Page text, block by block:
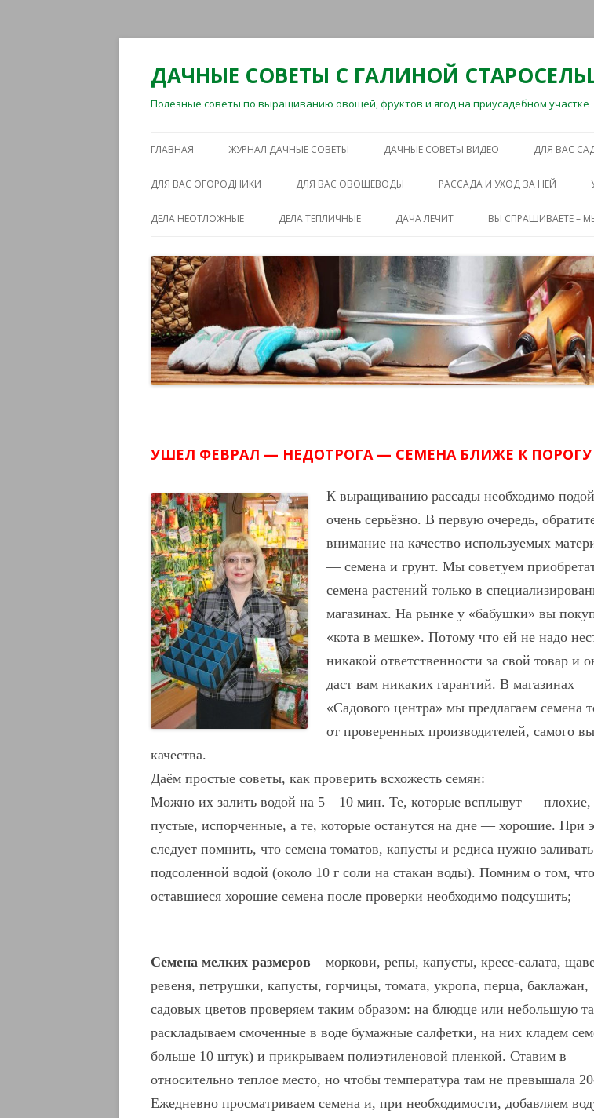
ДАЧНЫЕ СОВЕТЫ С ГАЛИНОЙ
Полезные советы по выращиванию овощей, фруктов и ягод на приусадебном участке
ГЛАВНАЯ ЖУРНАЛ ДАЧНЫЕ СОВЕТЫ ДАЧНЫЕ СОВЕТЫ ВИДЕО ДЛЯ ВАС
ДЛЯ ВАС ОГОРОДНИКИ ДЛЯ ВАС ОВОЩЕВОДЫ РАССАДА И УХОД ЗА НЕЙ
ДЕЛА НЕОТЛОЖНЫЕ ДЕЛА ТЕПЛИЧНЫЕ ДАЧА ЛЕЧИТ ВЫ СПРАШИВАЕТЕ –
УШЕЛ ФЕВРАЛ — НЕДОТРОГА — СЕМЕНА БЛИЖЕ К ПОРОГУ
К выращиванию рассады необходимо
очень серьёзно. В первую очередь,
внимание на качество используемых
— семена и грунт. Мы советуем
семена растений только в
магазинах. На рынке у «бабушки» вы
«кота в мешке». Потому что ей не надо
никакой ответственности за свой товар и
даст вам никаких гарантий. В магазинах
«Садового центра» мы предлагаем семена
от проверенных производителей, самого
качества.
Даём простые советы, как проверить всхожесть семян:
Можно их залить водой на 5—10 мин. Те, которые всплывут — плохие,
пустые, испорченные, а те, которые останутся на дне — хорошие. При
следует помнить, что семена томатов, капусты и редиса нужно заливать
подсоленной водой (около 10 г соли на стакан воды). Помним о том, что
оставшиеся хорошие семена после проверки необходимо подсушить;
Семена мелких размеров – моркови, репы, капусты, кресс-салата,
ревеня, петрушки, капусты, горчицы, томата, укропа, перца, баклажан,
садовых цветов проверяем таким образом: на блюдце или небольшую
раскладываем смоченные в воде бумажные салфетки, на них кладем
больше 10 штук) и прикрываем полиэтиленовой пленкой. Ставим в
относительно теплое место, но чтобы температура там не превышала
Ежедневно просматриваем семена и, при необходимости, добавляем